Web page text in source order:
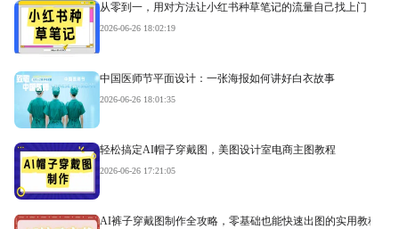
从零到一，用对方法让小红书种草笔记的流量自己找上门
2026-06-26 18:02:19
中国医师节平面设计：一张海报如何讲好白衣故事
2026-06-26 18:01:35
轻松搞定AI帽子穿戴图，美图设计室电商主图教程
2026-06-26 17:21:05
AI裤子穿戴图制作全攻略，零基础也能快速出图的实用教程